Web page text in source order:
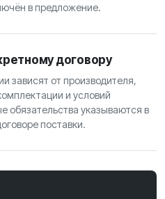
в предложение.
договору
зависят от производителя,
и условий
обязательства указываются в
поставки.